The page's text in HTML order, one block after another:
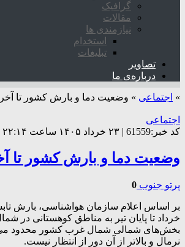
گرافیک
مقالات
نیازمندی ها
استخدام
تبلیغات
تصاویر
درباره‌ی ما
» اجتماعی » وضعیت دما و بارش کشور تا آخر
اجتماعی
کد خبر:61559 | ۲۳ خرداد ۱۴۰۵ ساعت ۲۲:۱۴
وضعیت دما و بارش کشور تا
پرتو جنوب 0
بر اساس اعلام سازمان هواشناسی، بارش
خرداد تا پایان تیر به مناطق کوهستانی در
بخش‌های شمالی شمال غرب کشور محدود
نرمال و بالاتر از آن دور از انتظار نیست.